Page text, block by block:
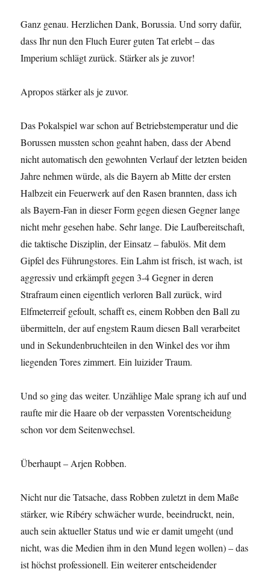
Ganz genau. Herzlichen Dank, Borussia. Und sorry dafür,
dass Ihr nun den Fluch Eurer guten Tat erlebt – das
Imperium schlägt zurück. Stärker als je zuvor!
Apropos stärker als je zuvor.
Das Pokalspiel war schon auf Betriebstemperatur und die
Borussen mussten schon geahnt haben, dass der Abend
nicht automatisch den gewohnten Verlauf der letzten beiden
Jahre nehmen würde, als die Bayern ab Mitte der ersten
Halbzeit ein Feuerwerk auf den Rasen brannten, dass ich
als Bayern-Fan in dieser Form gegen diesen Gegner lange
nicht mehr gesehen habe. Sehr lange. Die Laufbereitschaft,
die taktische Disziplin, der Einsatz – fabulös. Mit dem
Gipfel des Führungstores. Ein Lahm ist frisch, ist wach, ist
aggressiv und erkämpft gegen 3-4 Gegner in deren
Strafraum einen eigentlich verloren Ball zurück, wird
Elfmeterreif gefoult, schafft es, einem Robben den Ball zu
übermitteln, der auf engstem Raum diesen Ball verarbeitet
und in Sekundenbruchteilen in den Winkel des vor ihm
liegenden Tores zimmert. Ein luizider Traum.
Und so ging das weiter. Unzählige Male sprang ich auf und
raufte mir die Haare ob der verpassten Vorentscheidung
schon vor dem Seitenwechsel.
Überhaupt – Arjen Robben.
Nicht nur die Tatsache, dass Robben zuletzt in dem Maße
stärker, wie Ribéry schwächer wurde, beeindruckt, nein,
auch sein aktueller Status und wie er damit umgeht (und
nicht, was die Medien ihm in den Mund legen wollen) – das
ist höchst professionell. Ein weiterer entscheidender